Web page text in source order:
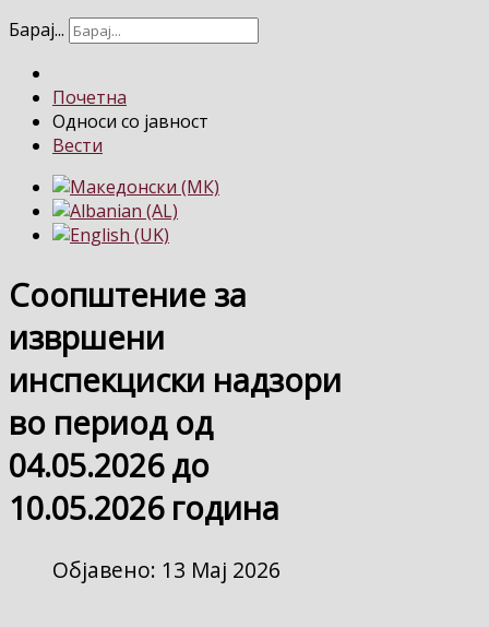
Барај...
Почетна
Односи со јавност
Вести
Соопштение за
извршени
инспекциски надзори
во период од
04.05.2026 до
10.05.2026 година
Објавено: 13 Мај 2026